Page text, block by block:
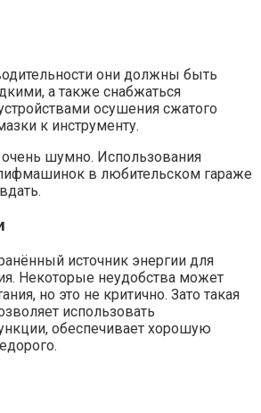
они должны быть
а также снабжаться
осушения сжатого
к инструменту.
шумно. Использования
в любительском гараже
источник энергии для
Некоторые неудобства может
но это не критично. Зато такая
использовать
обеспечивает хорошую